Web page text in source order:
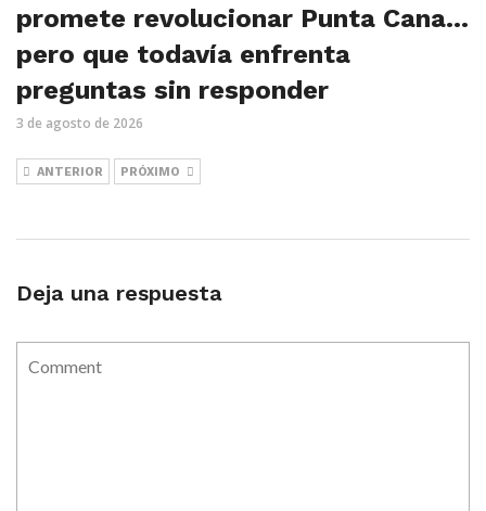
promete revolucionar Punta Cana…
pero que todavía enfrenta
preguntas sin responder
3 de agosto de 2026
ANTERIOR PRÓXIMO
Deja una respuesta